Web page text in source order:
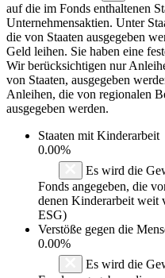
auf die im Fonds enthaltenen
Unternehmensaktien. Unter
die von Staaten ausgegeben
Geld leihen. Sie haben eine
Wir berücksichtigen nur
von Staaten, ausgegeben
Anleihen, die von regionalen
ausgegeben werden.
Staaten mit Kinderarbeit
0.00%
Es wird die
Fonds angegeben, die
denen Kinderarbeit weit
ESG)
Verstöße gegen die
0.00%
Es wird die